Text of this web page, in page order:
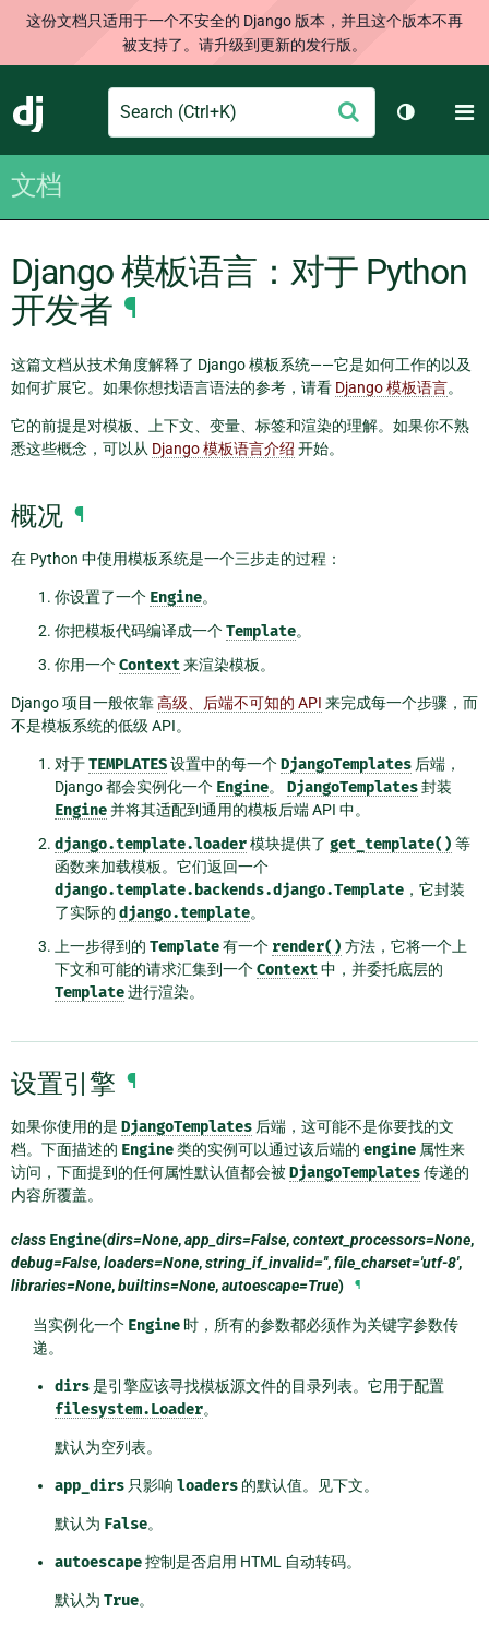
这份文档只适用于一个不安全的 Django 版本，并且这个版本不再
被支持了。请升级到更新的发行版。
Django
Search
交
切换主题
文档
Django 模板语言：对于 Python
开发者 ¶
这篇文档从技术角度解释了 Django 模板系统——它是如何工作的以及
如何扩展它。如果你想找语言语法的参考，请看 Django 模板语言。
它的前提是对模板、上下文、变量、标签和渲染的理解。如果你不熟
悉这些概念，可以从 Django 模板语言介绍 开始。
概况 ¶
在 Python 中使用模板系统是一个三步走的过程：
你设置了一个 Engine。
你把模板代码编译成一个Template。
你用一个Context来渲染模板。
Django 项目一般依靠高级、后端不可知的 API 来完成每一个步骤，而
不是模板系统的低级 API。
对于TEMPLATES设置中的每一个DjangoTemplates 后端，
Django 都会实例化一个 Engine。 DjangoTemplates封装
Engine并将其适配到通用的模板后端 API 中。
django.template.loader模块提供了 get_template() 等
函数来加载模板。它们返回一个
django.template.backends.django.Template ，它封装
了实际的 django.template。
上一步得到的 Template有一个 render() 方法，它将一个上
下文和可能的请求汇集到一个Context中，并委托底层的
Template进行渲染。
设置引擎 ¶
如果你使用的是 DjangoTemplates 后端，这可能不是你要找的文
档。下面描述的 Engine类的实例可以通过该后端的 engine 属性来
访问，下面提到的任何属性默认值都会被 DjangoTemplates传递的
内容所覆盖。
class Engine(dirs=None,app_dirs=False,context_processors=None,
debug=False,loaders=None,string_if_invalid='',file_charset='utf-8',
libraries=None,builtins=None,autoescape=True) ¶
当实例化一个 Engine时，所有的参数都必须作为关键字参数传
递。
dirs是引擎应该寻找模板源文件的目录列表。它用于配置
filesystem.Loader。
默认为空列表。
app_dirs只影响 loaders的默认值。见下文。
默认为 False。
autoescape控制是否启用 HTML 自动转码。
默认为 True。